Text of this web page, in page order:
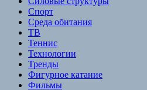
Спорт
Среда обитания
ТВ
Теннис
Технологии
Тренды
Фигурное катание
Фильмы